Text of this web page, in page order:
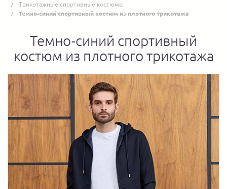
Трикотажные спортивные костюмы
Темно-синий спортивный костюм из плотного трикотажа
Темно-синий спортивный
костюм из плотного трикотажа